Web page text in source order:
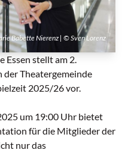
Essen stellt am 2.
Theatergemeinde
2025/26 vor.
um 19:00 Uhr bietet
für die Mitglieder der
nur das
Babette Nierenz | © Sven Lorenz